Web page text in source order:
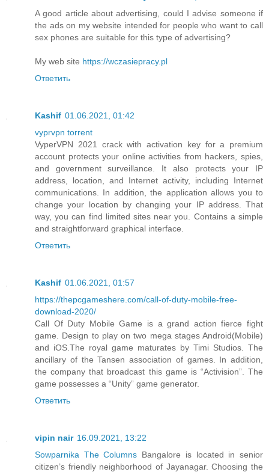
A good article about advertising, could I advise someone if
the ads on my website intended for people who want to call
sex phones are suitable for this type of advertising?
My web site https://wczasiepracy.pl
Ответить
Kashif 01.06.2021, 01:42
vyprvpn torrent
VyperVPN 2021 crack with activation key for a premium
account protects your online activities from hackers, spies,
and government surveillance. It also protects your IP
address, location, and Internet activity, including Internet
communications. In addition, the application allows you to
change your location by changing your IP address. That
way, you can find limited sites near you. Contains a simple
and straightforward graphical interface.
Ответить
Kashif 01.06.2021, 01:57
https://thepcgameshere.com/call-of-duty-mobile-free-
download-2020/
Call Of Duty Mobile Game is a grand action fierce fight
game. Design to play on two mega stages Android(Mobile)
and iOS.The royal game maturates by Timi Studios. The
ancillary of the Tansen association of games. In addition,
the company that broadcast this game is “Activision”. The
game possesses a “Unity” game generator.
Ответить
vipin nair 16.09.2021, 13:22
Sowparnika The Columns Bangalore is located in senior
citizen’s friendly neighborhood of Jayanagar. Choosing the